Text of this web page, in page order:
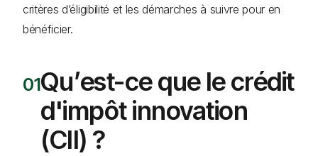
critères d’éligibilité et les démarches à suivre pour en
bénéficier.
Qu’est-ce que le crédit
d'impôt innovation
(CII) ?